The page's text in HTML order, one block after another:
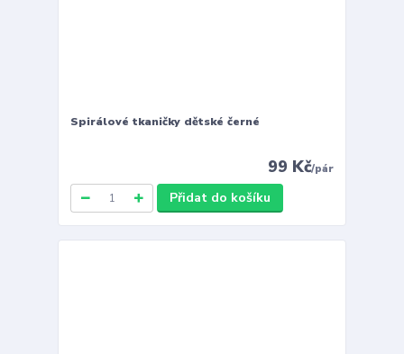
Spirálové tkaničky dětské černé
99 Kč/pár
Přidat do košíku